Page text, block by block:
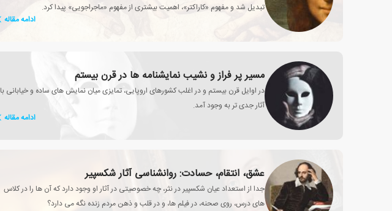
تبدیل شد و مفهوم «کاراکتر»، اهمیت بیشتری از مفهوم «ماجراجویی» پیدا کرد.
ادامه مقاله
مسیر پر فراز و نشیب نمایشنامه ها در قرن بیستم
در اوایل قرن بیستم و در اغلب کشورهای اروپایی، تمایزی میان نمایش های ساده و خیابانی با
آثار جدی تر به وجود آمد.
ادامه مقاله
عشق، انتقام، حسادت: روانشناسی آثار شکسپیر
جدا از استعداد عیان شکسپیر در نثر، چه خصوصیتی در آثار او وجود دارد که آن ها را در کلاس
های درس، روی صحنه، در فیلم ها، و در قلب و ذهن مردم زنده نگه می دارد؟